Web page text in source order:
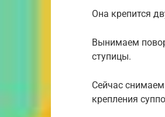
Она крепится
Вынимаем
ступицы.
Сейчас
крепления